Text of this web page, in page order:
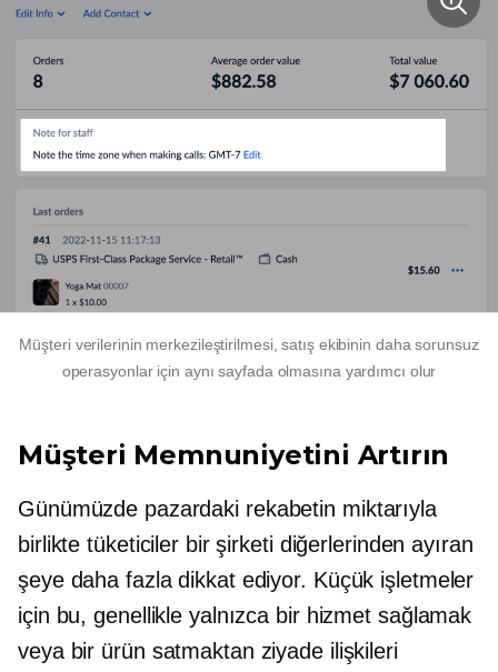
Müşteri verilerinin merkezileştirilmesi, satış ekibinin daha sorunsuz
operasyonlar için aynı sayfada olmasına yardımcı olur
Müşteri Memnuniyetini Artırın
Günümüzde pazardaki rekabetin miktarıyla
birlikte tüketiciler bir şirketi diğerlerinden ayıran
şeye daha fazla dikkat ediyor. Küçük işletmeler
için bu, genellikle yalnızca bir hizmet sağlamak
veya bir ürün satmaktan ziyade ilişkileri